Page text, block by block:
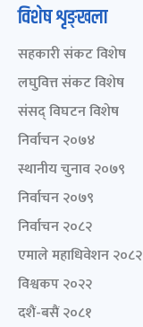
विशेष शृङ्खला
सहकारी संकट विशेष
लघुवित्त संकट विशेष
संसद् विघटन विशेष
निर्वाचन २०७४
स्थानीय चुनाव २०७९
निर्वाचन २०७९
निर्वाचन २०८२
एमाले महाधिवेशन २०८२
विश्वकप २०२२
दशैं-बसैं २०८१